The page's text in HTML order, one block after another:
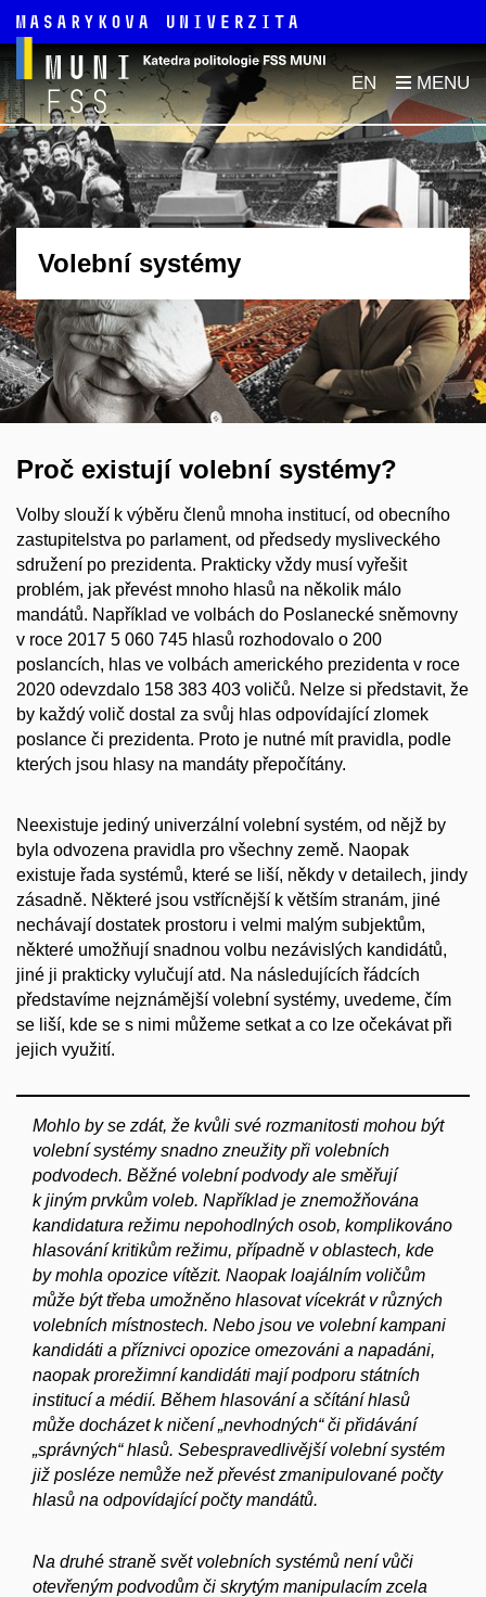
EN
Volební systémy
Proč existují volební systémy?
Volby slouží k výběru členů mnoha institucí, od obecního
zastupitelstva po parlament, od předsedy mysliveckého
sdružení po prezidenta. Prakticky vždy musí vyřešit
problém, jak převést mnoho hlasů na několik málo
mandátů. Například ve volbách do Poslanecké sněmovny
v roce 2017 5 060 745 hlasů rozhodovalo o 200
poslancích, hlas ve volbách amerického prezidenta v roce
2020 odevzdalo 158 383 403 voličů. Nelze si představit, že
by každý volič dostal za svůj hlas odpovídající zlomek
poslance či prezidenta. Proto je nutné mít pravidla, podle
kterých jsou hlasy na mandáty přepočítány.
Neexistuje jediný univerzální volební systém, od nějž by
byla odvozena pravidla pro všechny země. Naopak
existuje řada systémů, které se liší, někdy v detailech, jindy
zásadně. Některé jsou vstřícnější k větším stranám, jiné
nechávají dostatek prostoru i velmi malým subjektům,
některé umožňují snadnou volbu nezávislých kandidátů,
jiné ji prakticky vylučují atd. Na následujících řádcích
představíme nejznámější volební systémy, uvedeme, čím
se liší, kde se s nimi můžeme setkat a co lze očekávat při
jejich využití.
Mohlo by se zdát, že kvůli své rozmanitosti mohou být
volební systémy snadno zneužity při volebních
podvodech. Běžné volební podvody ale směřují
k jiným prvkům voleb. Například je znemožňována
kandidatura režimu nepohodlných osob, komplikováno
hlasování kritikům režimu, případně v oblastech, kde
by mohla opozice vítězit. Naopak loajálním voličům
může být třeba umožněno hlasovat vícekrát v různých
volebních místnostech. Nebo jsou ve volební kampani
kandidáti a příznivci opozice omezováni a napadáni,
naopak prorežimní kandidáti mají podporu státních
institucí a médií. Během hlasování a sčítání hlasů
může docházet k ničení „nevhodných“ či přidávání
„správných“ hlasů. Sebespravedlivější volební systém
již posléze nemůže než převést zmanipulované počty
hlasů na odpovídající počty mandátů.
Na druhé straně svět volebních systémů není vůči
otevřeným podvodům či skrytým manipulacím zcela